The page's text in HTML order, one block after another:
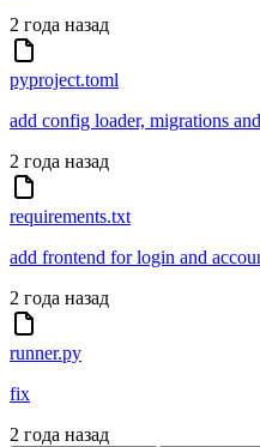
2 года назад
pyproject.toml
add config loader, migrations
2 года назад
requirements.txt
add frontend for login and
2 года назад
runner.py
fix
2 года назад